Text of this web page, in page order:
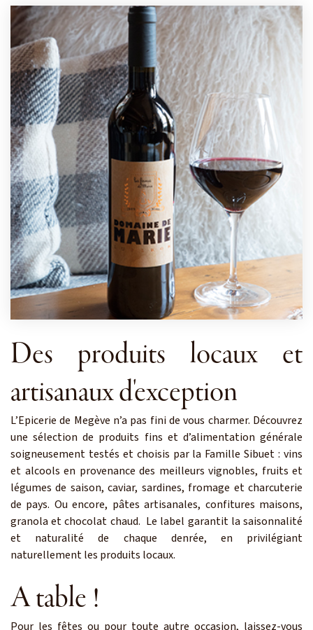
Des produits locaux et
artisanaux d'exception
L’Epicerie de Megève n’a pas fini de vous charmer. Découvrez
une sélection de produits fins et d’alimentation générale
soigneusement testés et choisis par la Famille Sibuet : vins
et alcools en provenance des meilleurs vignobles, fruits et
légumes de saison, caviar, sardines, fromage et charcuterie
de pays. Ou encore, pâtes artisanales, confitures maisons,
granola et chocolat chaud. Le label garantit la saisonnalité
et naturalité de chaque denrée, en privilégiant
naturellement les produits locaux.
A table !
Pour les fêtes ou pour toute autre occasion, laissez-vous